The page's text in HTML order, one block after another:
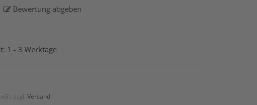
Bewertung abgeben
1 - 3 Werktage
zzgl. Versand